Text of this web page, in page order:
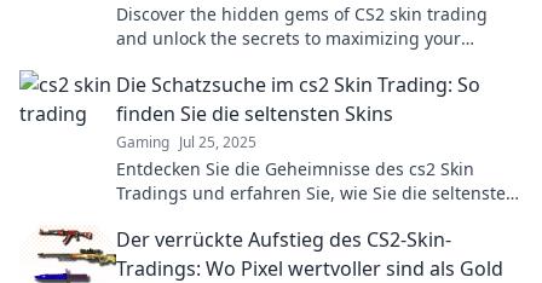
Discover the hidden gems of CS2 skin trading
and unlock the secrets to maximizing your
Die Schatzsuche im cs2 Skin Trading: So
finden Sie die seltensten Skins
Gaming Jul 25, 2025
Entdecken Sie die Geheimnisse des cs2 Skin
Tradings und erfahren Sie, wie Sie die seltensten
Sie!
Der verrückte Aufstieg des CS2-Skin-
Tradings: Wo Pixel wertvoller sind als Gold